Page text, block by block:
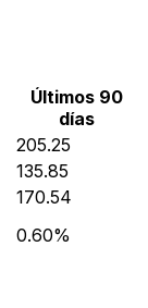
Últimos 90
días
205.25
135.85
170.54
0.60%